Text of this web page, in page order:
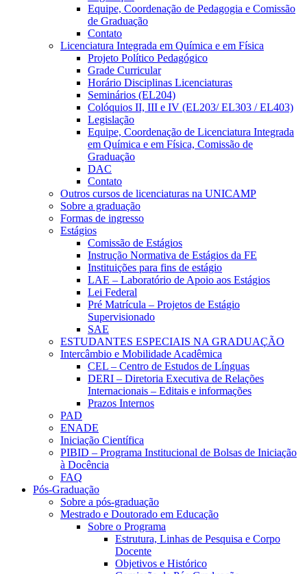
Equipe, Coordenação de Pedagogia e Comissão
de Graduação
Contato
Licenciatura Integrada em Química e em Física
Projeto Político Pedagógico
Grade Curricular
Horário Disciplinas Licenciaturas
Seminários (EL204)
Colóquios II, III e IV (EL203/ EL303 / EL403)
Legislação
Equipe, Coordenação de Licenciatura Integrada
em Química e em Física, Comissão de
Graduação
DAC
Contato
Outros cursos de licenciaturas na UNICAMP
Sobre a graduação
Formas de ingresso
Estágios
Comissão de Estágios
Instrução Normativa de Estágios da FE
Instituições para fins de estágio
LAE – Laboratório de Apoio aos Estágios
Lei Federal
Pré Matrícula – Projetos de Estágio
Supervisionado
SAE
ESTUDANTES ESPECIAIS NA GRADUAÇÃO
Intercâmbio e Mobilidade Acadêmica
CEL – Centro de Estudos de Línguas
DERI – Diretoria Executiva de Relações
Internacionais – Editais e informações
Prazos Internos
PAD
ENADE
Iniciação Científica
PIBID – Programa Institucional de Bolsas de Iniciação
à Docência
FAQ
Pós-Graduação
Sobre a pós-graduação
Mestrado e Doutorado em Educação
Sobre o Programa
Estrutura, Linhas de Pesquisa e Corpo
Docente
Objetivos e Histórico